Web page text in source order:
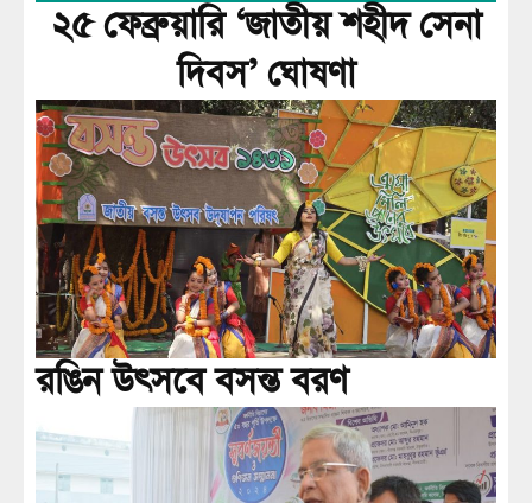
২৫ ফেব্রুয়ারি ‘জাতীয় শহীদ সেনা
দিবস’ ঘোষণা
রঙিন উৎসবে বসন্ত বরণ